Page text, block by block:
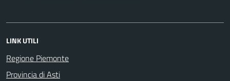
LINK UTILI
Regione Piemonte
Provincia di Asti